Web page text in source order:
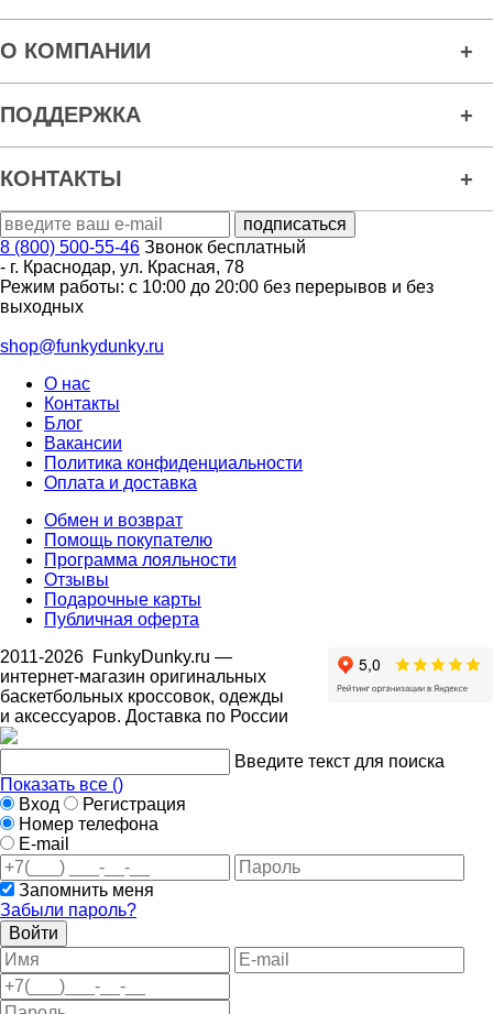
О КОМПАНИИ
ПОДДЕРЖКА
КОНТАКТЫ
8 (800) 500-55-46 Звонок бесплатный
- г. Краснодар, ул. Красная, 78
Режим работы: с 10:00 до 20:00 без перерывов и без
выходных
shop@funkydunky.ru
О нас
Контакты
Блог
Вакансии
Политика конфиденциальности
Оплата и доставка
Обмен и возврат
Помощь покупателю
Программа лояльности
Отзывы
Подарочные карты
Публичная оферта
2011-2026 FunkyDunky.ru —
интернет-магазин оригинальных
баскетбольных кроссовок, одежды
и аксессуаров. Доставка по России
Введите текст для поиска
Показать все ()
Вход
Регистрация
Номер телефона
E-mail
Запомнить меня
Забыли пароль?
Войти